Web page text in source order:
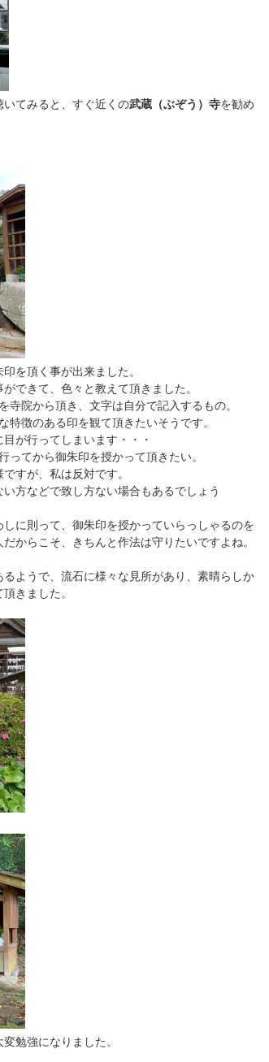
てみると、すぐ近くの武蔵（ぶぞう）寺を勧め
を頂く事が出来ました。
できて、色々と教えて頂きました。
院から頂き、文字は自分で記入するもの。
徴のある印を観て頂きたいそうです。
が行ってしまいます・・・
てから御朱印を授かって頂きたい。
すが、私は反対です。
方などで致し方ない場合もあるでしょう
に則って、御朱印を授かっていらっしゃるのを
からこそ、きちんと作法は守りたいですよね。
ようで、流石に様々な見所があり、素晴らしか
きました。
勉強になりました。